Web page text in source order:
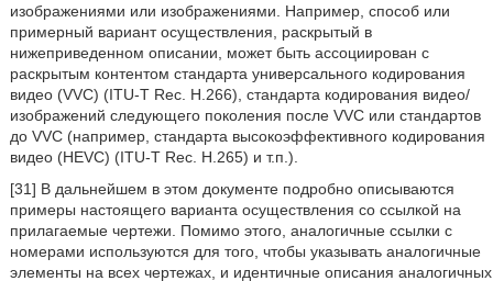
изображениями или изображениями. Например, способ или
примерный вариант осуществления, раскрытый в
нижеприведенном описании, может быть ассоциирован с
раскрытым контентом стандарта универсального кодирования
видео (VVC) (ITU-T Rec. H.266), стандарта кодирования видео/
изображений следующего поколения после VVC или стандартов
до VVC (например, стандарта высокоэффективного кодирования
видео (HEVC) (ITU-T Rec. H.265) и т.п.).
[31] В дальнейшем в этом документе подробно описываются
примеры настоящего варианта осуществления со ссылкой на
прилагаемые чертежи. Помимо этого, аналогичные ссылки с
номерами используются для того, чтобы указывать аналогичные
элементы на всех чертежах, и идентичные описания аналогичных